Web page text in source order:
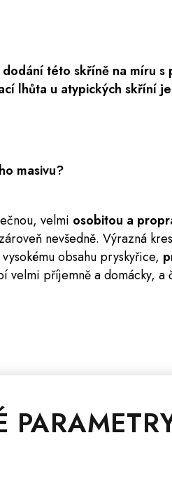
této skříně na míru
lhůta u atypických skříní
masivu?
velmi osobitou a
nevšedně. Výrazná
obsahu pryskyřice,
velmi příjemně a domácky, a